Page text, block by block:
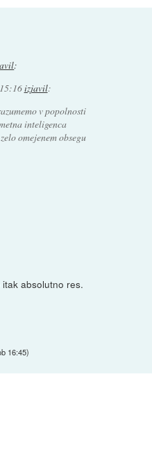
:
izjavil:
v popolnosti
inteligenca
omejenem obsegu
absolutno res.
16:45)